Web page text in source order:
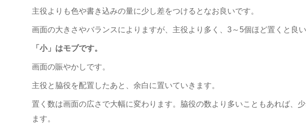
主役よりも色や書き込みの量に少し差をつけるとなお良いです。
画面の大きさやバランスによりますが、主役より多く、3～5個ほど置くと良い
「小」はモブです。
画面の賑やかしです。
主役と脇役を配置したあと、余白に置いていきます。
置く数は画面の広さで大幅に変わります。脇役の数より多いこともあれば、
ます。